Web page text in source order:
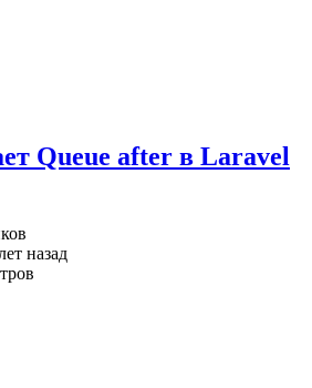
Queue after в Laravel
назад